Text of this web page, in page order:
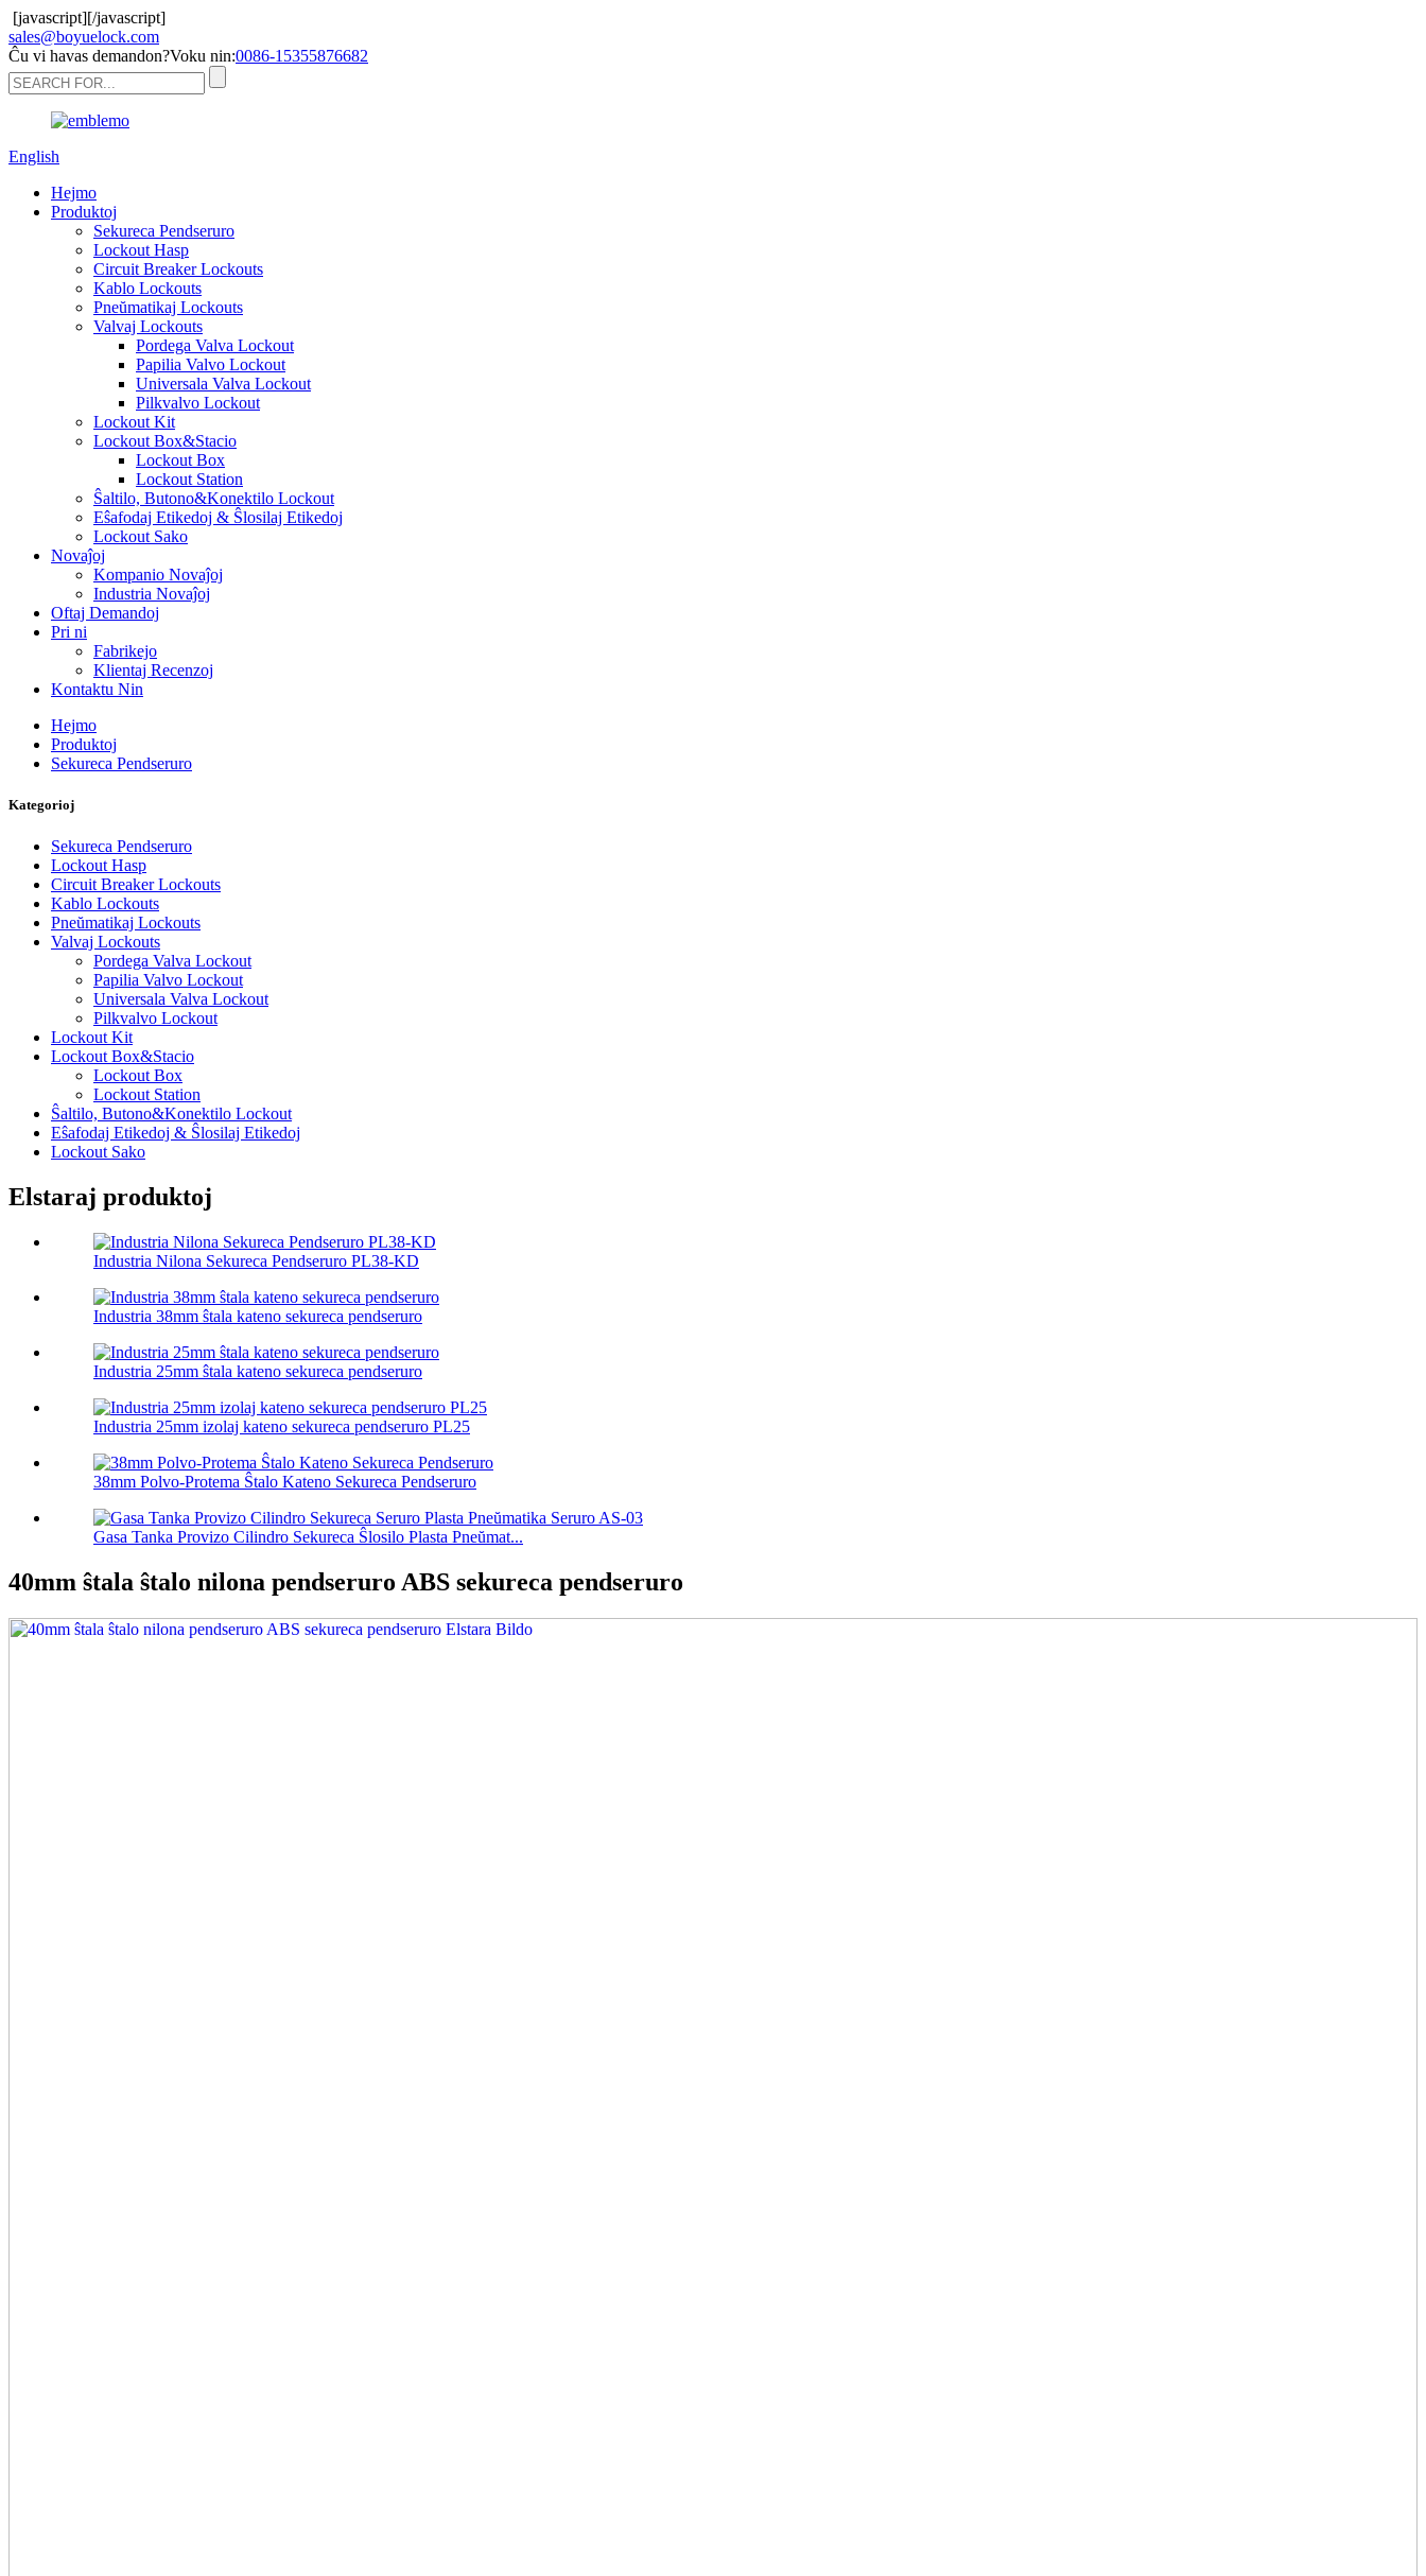
[javascript][/javascript]
sales@boyuelock.com
Ĉu vi havas demandon?Voku nin:0086-15355876682
English
Hejmo
Produktoj
Sekureca Pendseruro
Lockout Hasp
Circuit Breaker Lockouts
Kablo Lockouts
Pneŭmatikaj Lockouts
Valvaj Lockouts
Pordega Valva Lockout
Papilia Valvo Lockout
Universala Valva Lockout
Pilkvalvo Lockout
Lockout Kit
Lockout Box&Stacio
Lockout Box
Lockout Station
Ŝaltilo, Butono&Konektilo Lockout
Eŝafodaj Etikedoj & Ŝlosilaj Etikedoj
Lockout Sako
Novaĵoj
Kompanio Novaĵoj
Industria Novaĵoj
Oftaj Demandoj
Pri ni
Fabrikejo
Klientaj Recenzoj
Kontaktu Nin
Hejmo
Produktoj
Sekureca Pendseruro
Kategorioj
Sekureca Pendseruro
Lockout Hasp
Circuit Breaker Lockouts
Kablo Lockouts
Pneŭmatikaj Lockouts
Valvaj Lockouts
Pordega Valva Lockout
Papilia Valvo Lockout
Universala Valva Lockout
Pilkvalvo Lockout
Lockout Kit
Lockout Box&Stacio
Lockout Box
Lockout Station
Ŝaltilo, Butono&Konektilo Lockout
Eŝafodaj Etikedoj & Ŝlosilaj Etikedoj
Lockout Sako
Elstaraj produktoj
Industria Nilona Sekureca Pendseruro PL38-KD
Industria 38mm ŝtala kateno sekureca pendseruro
Industria 25mm ŝtala kateno sekureca pendseruro
Industria 25mm izolaj kateno sekureca pendseruro PL25
38mm Polvo-Protema Ŝtalo Kateno Sekureca Pendseruro
Gasa Tanka Provizo Cilindro Sekureca Ŝlosilo Plasta Pneŭmat...
40mm ŝtala ŝtalo nilona pendseruro ABS sekureca pendseruro